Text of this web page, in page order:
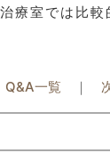
療室では比較
Q&A一覧 ｜